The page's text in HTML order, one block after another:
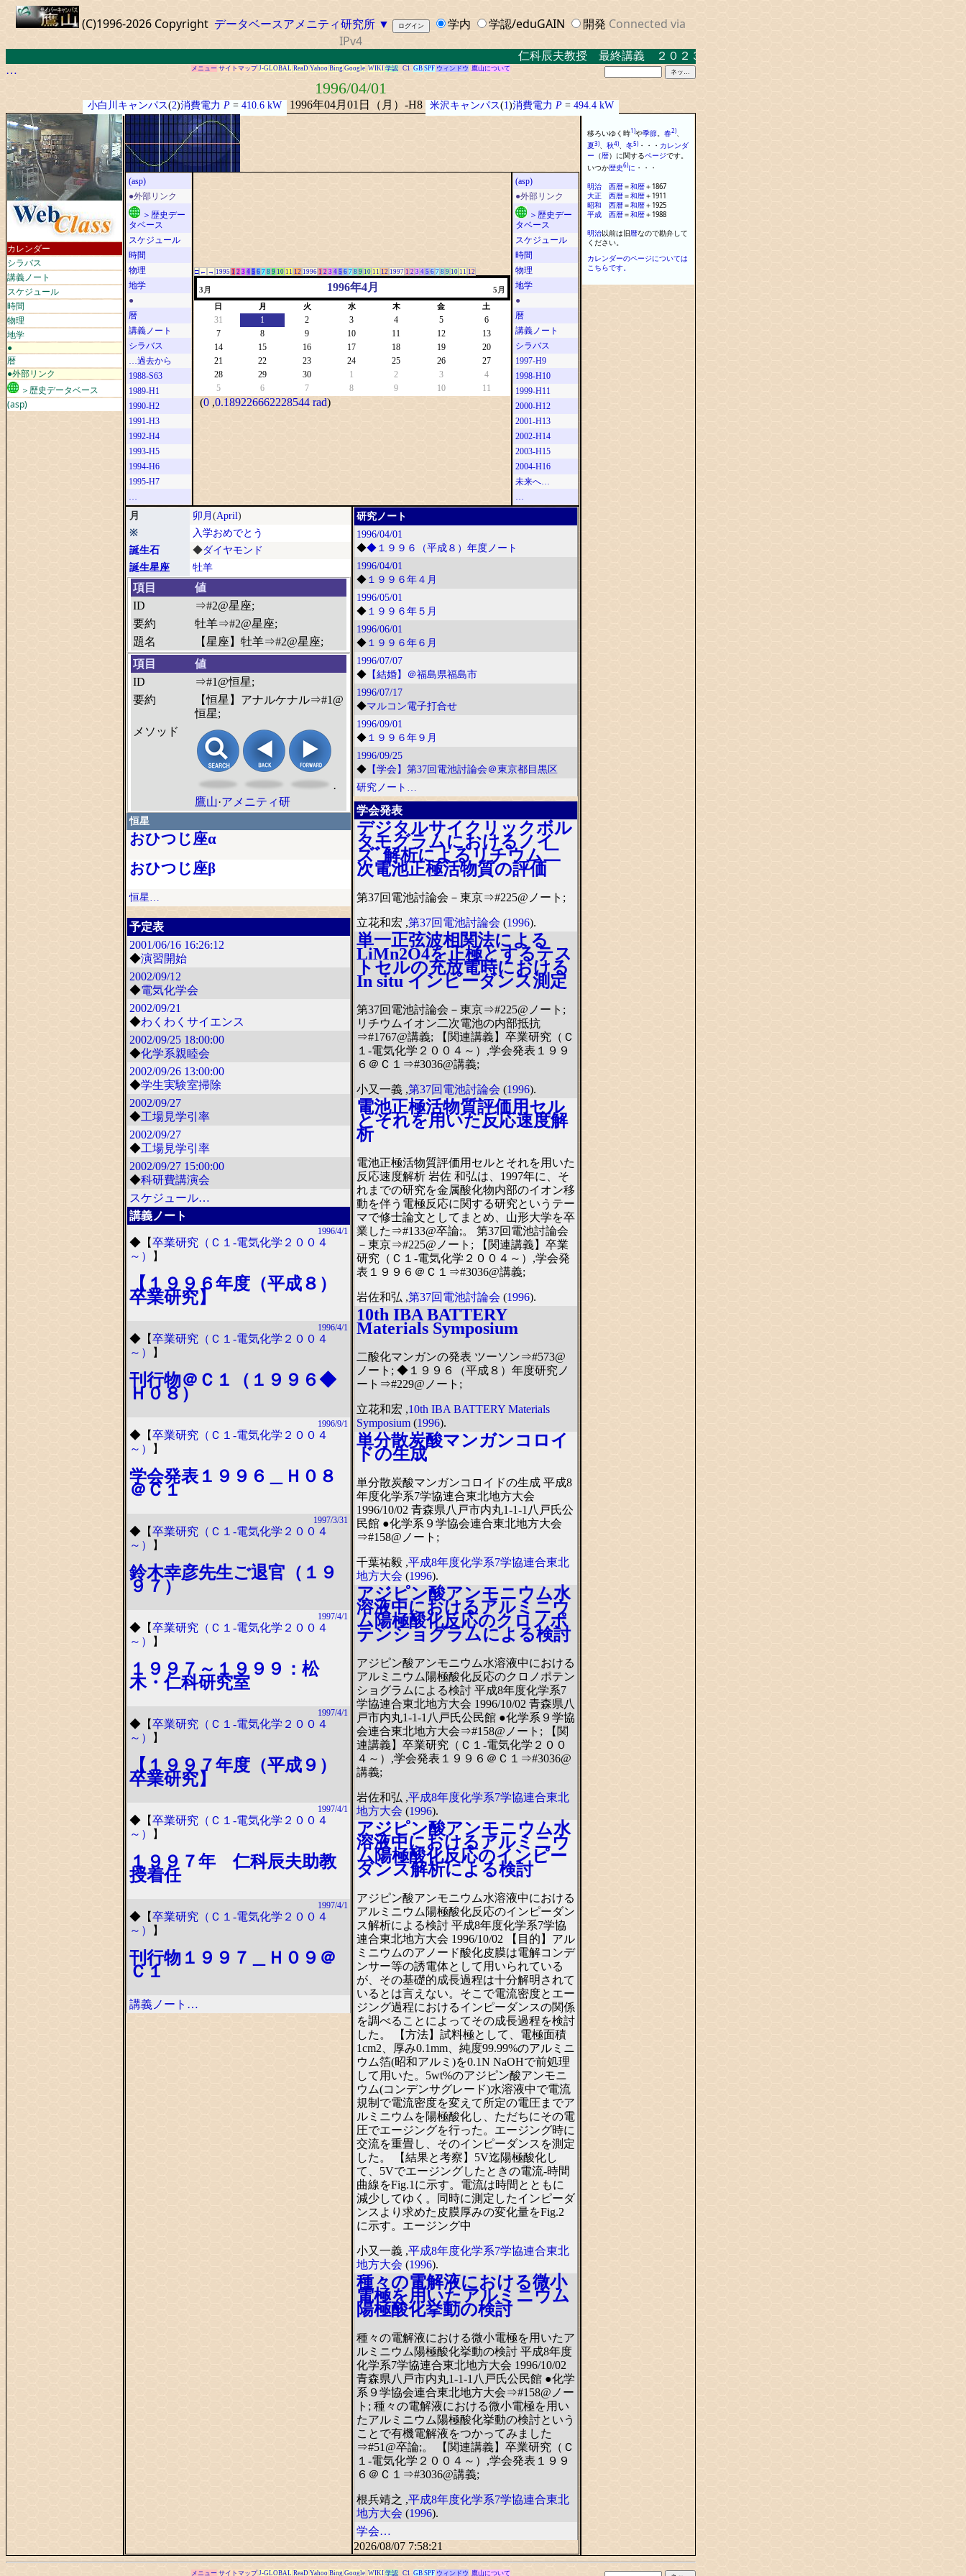
(C)1996-2026 Copyright データベースアメニティ研究所 ▼ 学内 学認/eduGAIN 開発 Connected via
IPv4
仁科辰夫教授 最終講義 ２０２３．３．１７ 米沢キャンパス中示Ａ
…
メニュー サイトマップ J-GLOBAL ReaD Yahoo Bing Google WIKI 学認 C1 GB SPF ウィンドウ 鷹山について
1996/04/01
小白川キャンパス(2)消費電力 P= 410.6 kW 1996年04月01日（月）-H8 米沢キャンパス(1)消費電力 P =494.4 kW
カレンダー
シラバス
講義ノート
スケジュール
時間
物理
地学
●
暦
●外部リンク
＞歴史データベース
(asp)
(asp)
●外部リンク
＞歴史デー
タベース
スケジュール
時間
物理
地学
●
暦
講義ノート
シラバス
…過去から
1988-S63
1989-H1
1990-H2
1991-H3
1992-H4
1993-H5
1994-H6
1995-H7
…
□ ← → 1995 1 2 3 4 5 6 7 8 9 10 11 12 1996 1 2 3 4 5 6 7 8 9 10 11 12 1997 1 2 3 4 5 6 7 8 9 10 11 12
3月 1996年4月 5月
日 月 火 水 木 金 土
31 1 2 3 4 5
6
7
8 9 10 11 12
13
14
15 16 17 18 19
20
21
22 23 24 25 26
27
28
29 30 1 2 3
4
5
6 7 8 9 10 11
(0 ,0.189226662228544 rad)
(asp)
●外部リンク
＞歴史デー
タベース
スケジュール
時間
物理
地学
●
暦
講義ノート
シラバス
1997-H9
1998-H10
1999-H11
2000-H12
2001-H13
2002-H14
2003-H15
2004-H16
未来へ…
…
月 卯月 (April)
※
入学おめでとう
誕生石
◆ダイヤモンド
誕生星座
牡羊
項目
値
ID
⇒#2@星座;
要約
牡羊⇒#2@星座;
題名
【星座】牡羊⇒#2@星座;
項目
値
ID
⇒#1@恒星;
要約
【恒星】アナルケナル⇒#1@
恒星;
メソッド
·
鷹山·アメニティ研
恒星
おひつじ座α
おひつじ座β
恒星…
予定表
2001/06/16 16:26:12
◆演習開始
2002/09/12
◆電気化学会
2002/09/21
◆わくわくサイエンス
2002/09/25 18:00:00
◆化学系親睦会
2002/09/26 13:00:00
◆学生実験室掃除
2002/09/27
◆工場見学引率
2002/09/27
◆工場見学引率
2002/09/27 15:00:00
◆科研費講演会
スケジュール…
講義ノート
1996/4/1
◆ 【卒業研究（Ｃ１-電気化学２００４
～）
】
【１９９６年度（平成８）
卒業研究】
1996/4/1
◆ 【卒業研究（Ｃ１-電気化学２００４
～）
】
刊行物＠Ｃ１（１９９６◆
Ｈ０８）
1996/9/1
◆ 【卒業研究（Ｃ１-電気化学２００４
～）
】
学会発表１９９６＿Ｈ０８
＠Ｃ１
1997/3/31
◆ 【卒業研究（Ｃ１-電気化学２００４
～）
】
鈴木幸彦先生ご退官（１９
９７）
1997/4/1
◆ 【卒業研究（Ｃ１-電気化学２００４
～）
】
１９９７～１９９９：松
木・仁科研究室
1997/4/1
◆ 【卒業研究（Ｃ１-電気化学２００４
～）
】
【１９９７年度（平成９）
卒業研究】
1997/4/1
◆ 【卒業研究（Ｃ１-電気化学２００４
～）
】
１９９７年 仁科辰夫助教
授着任
1997/4/1
◆ 【卒業研究（Ｃ１-電気化学２００４
～）
】
刊行物１９９７＿Ｈ０９＠
Ｃ１
講義ノート…
研究ノート
1996/04/01
◆◆１９９６（平成８）年度ノート
1996/04/01
◆ １９９６年４月
1996/05/01
◆ １９９６年５月
1996/06/01
◆ １９９６年６月
1996/07/07
◆ 【結婚】＠福島県福島市
1996/07/17
◆マルコン電子打合せ
1996/09/01
◆ １９９６年９月
1996/09/25
◆ 【学会】第37回電池討論会＠東京都目黒区
研究ノート…
学会発表
デジタルサイクリックボル
タモグラムにおけるノイ
ズﾞ解析によるリチウム二
次電池正極活物質の評価
第37回電池討論会－東京⇒#225@ノート;
立花和宏 ,第37回電池討論会 (1996).
単一正弦波相関法による
LiMn2O4を正極とするテス
トセルの充放電時における
In situ インピーダンス測定
第37回電池討論会－東京⇒#225@ノート;
リチウムイオン二次電池の内部抵抗
⇒#1767@講義; 【関連講義】卒業研究（Ｃ
１-電気化学２００４～）,学会発表１９９
６＠Ｃ１⇒#3036@講義;
小又一義 ,第37回電池討論会 (1996).
電池正極活物質評価用セル
とそれを用いた反応速度解
析
電池正極活物質評価用セルとそれを用いた
反応速度解析 岩佐 和弘は、1997年に、そ
れまでの研究を金属酸化物内部のイオン移
動を伴う電極反応に関する研究というテー
マで修士論文としてまとめ、山形大学を卒
業した⇒#133@卒論;。 第37回電池討論会
－東京⇒#225@ノート; 【関連講義】卒業
研究（Ｃ１-電気化学２００４～）,学会発
表１９９６＠Ｃ１⇒#3036@講義;
岩佐和弘 ,第37回電池討論会 (1996).
10th IBA BATTERY
Materials Symposium
二酸化マンガンの発表 ツーソン⇒#573@
ノート; ◆１９９６（平成８）年度研究ノ
ート⇒#229@ノート;
立花和宏 ,10th IBA BATTERY Materials
Symposium (1996).
単分散炭酸マンガンコロイ
ドの生成
単分散炭酸マンガンコロイドの生成 平成8
年度化学系7学協連合東北地方大会
1996/10/02 青森県八戸市内丸1-1-1八戸氏公
民館 ●化学系９学協会連合東北地方大会
⇒#158@ノート;
千葉祐毅 ,平成8年度化学系7学協連合東北
地方大会 (1996).
アジピン酸アンモニウム水
溶液中におけるアルミニウ
ム陽極酸化反応のクロノポ
テンショグラムによる検討
アジピン酸アンモニウム水溶液中における
アルミニウム陽極酸化反応のクロノポテン
ショグラムによる検討 平成8年度化学系7
学協連合東北地方大会 1996/10/02 青森県八
戸市内丸1-1-1八戸氏公民館 ●化学系９学協
会連合東北地方大会⇒#158@ノート; 【関
連講義】卒業研究（Ｃ１-電気化学２００
４～）,学会発表１９９６＠Ｃ１⇒#3036@
講義;
岩佐和弘 ,平成8年度化学系7学協連合東北
地方大会 (1996).
アジピン酸アンモニウム水
溶液中におけるアルミニウ
ム陽極酸化反応のインピー
ダンス解析による検討
アジピン酸アンモニウム水溶液中における
アルミニウム陽極酸化反応のインピーダン
ス解析による検討 平成8年度化学系7学協
連合東北地方大会 1996/10/02 【目的】アル
ミニウムのアノード酸化皮膜は電解コンデ
ンサー等の誘電体として用いられている
が、その基礎的成長過程は十分解明されて
いるとは言えない。そこで電流密度とエー
ジング過程におけるインピーダンスの関係
を調べることによってその成長過程を検討
した。 【方法】試料極として、電極面積
1cm2、厚み0.1mm、純度99.99%のアルミニ
ウム箔(昭和アルミ)を0.1N NaOHで前処理
して用いた。5wt%のアジピン酸アンモニ
ウム(コンデンサグレード)水溶液中で電流
規制で電流密度を変えて所定の電圧までア
ルミニウムを陽極酸化し、ただちにその電
圧でエージングを行った。エージング時に
交流を重畳し、そのインピーダンスを測定
した。 【結果と考察】5V迄陽極酸化し
て、5Vでエージングしたときの電流-時間
曲線をFig.1に示す。電流は時間とともに
減少してゆく。同時に測定したインピーダ
ンスより求めた皮膜厚みの変化量をFig.2
に示す。エージング中
小又一義 ,平成8年度化学系7学協連合東北
地方大会 (1996).
種々の電解液における微小
電極を用いたアルミニウム
陽極酸化挙動の検討
種々の電解液における微小電極を用いたア
ルミニウム陽極酸化挙動の検討 平成8年度
化学系7学協連合東北地方大会 1996/10/02
青森県八戸市内丸1-1-1八戸氏公民館 ●化学
系９学協会連合東北地方大会⇒#158@ノー
ト; 種々の電解液における微小電極を用い
たアルミニウム陽極酸化挙動の検討という
ことで有機電解液をつかってみました
⇒#51@卒論;。 【関連講義】卒業研究（Ｃ
１-電気化学２００４～）,学会発表１９９
６＠Ｃ１⇒#3036@講義;
根兵靖之 ,平成8年度化学系7学協連合東北
地方大会 (1996).
学会…
2026/08/07 7:58:21
移ろいゆく時1)や季節。 春2)、
夏3)、 秋4)、 冬5)・ ・ ・ カレンダ
ー （暦） に関するページです。
いつか歴史6)に ・ ・
・
明治
西暦＝和暦＋ 1867
大正
西暦＝和暦＋ 1911
昭和
西暦＝和暦＋ 1925
平成
西暦＝和暦＋ 1988
明治以前は旧暦なので勘弁して
ください。
カレンダーのページについては
こちらです。
メニュー サイトマップ J-GLOBAL ReaD Yahoo Bing Google WIKI 学認 C1 GB SPF ウィンドウ 鷹山について